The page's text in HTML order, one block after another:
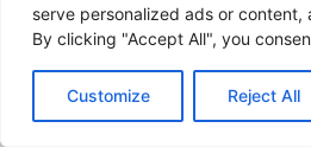
serve personalized ads or
By clicking "Accept All", you
Customize Reject All